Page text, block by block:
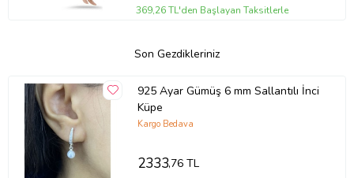
369,26 TL'den Başlayan Taksitlerle
Son Gezdikleriniz
925 Ayar Gümüş 6 mm Sallantılı İnci
Küpe
Kargo Bedava
2333,76 TL